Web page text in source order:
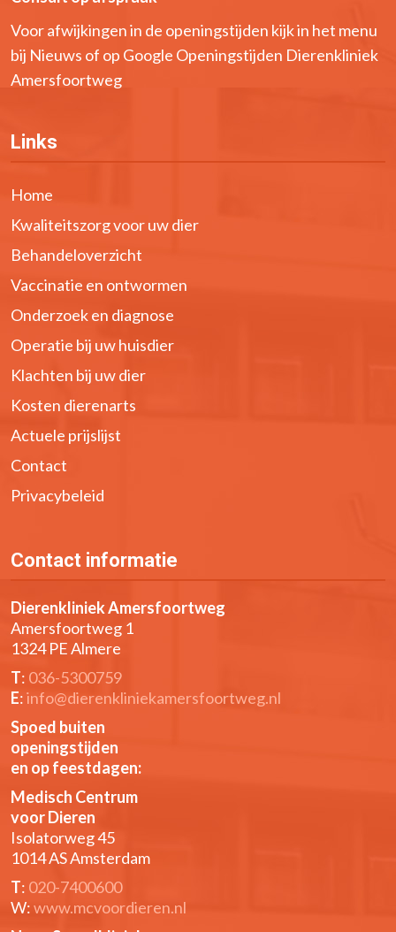
Voor afwijkingen in de openingstijden kijk in het menu
bij Nieuws of op Google Openingstijden Dierenkliniek
Amersfoortweg
Links
Home
Kwaliteitszorg voor uw dier
Behandeloverzicht
Vaccinatie en ontwormen
Onderzoek en diagnose
Operatie bij uw huisdier
Klachten bij uw dier
Kosten dierenarts
Actuele prijslijst
Contact
Privacybeleid
Contact informatie
Dierenkliniek Amersfoortweg
Amersfoortweg 1
1324 PE Almere
T: 036-5300759
E:info@dierenkliniekamersfoortweg.nl
Spoed buiten
openingstijden
en op feestdagen:
Medisch Centrum
voor Dieren
Isolatorweg 45
1014 AS Amsterdam
T: 020-7400600
W:www.mcvoordieren.nl